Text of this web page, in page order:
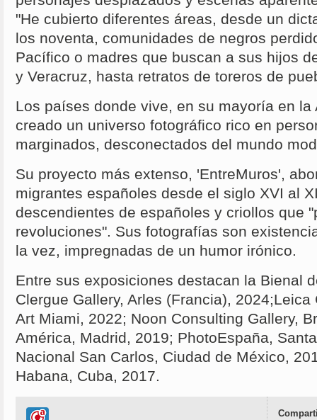
"He cubierto diferentes áreas, desde un
los noventa, comunidades de negros
Pacífico o madres que buscan a sus hijos
y Veracruz, hasta retratos de toreros de
Los países donde vive, en su mayoría en la
creado un universo fotográfico rico en
marginados, desconectados del mundo
Su proyecto más extenso, 'EntreMuros',
migrantes españoles desde el siglo XVI al
descendientes de españoles y criollos que
revoluciones". Sus fotografías son
la vez, impregnadas de un humor irónico.
Entre sus exposiciones destacan la Bienal
Clergue Gallery, Arles (Francia),
Art Miami, 2022; Noon Consulting Gallery,
América, Madrid, 2019; PhotoEspaña,
Nacional San Carlos, Ciudad de México,
Habana, Cuba, 2017.